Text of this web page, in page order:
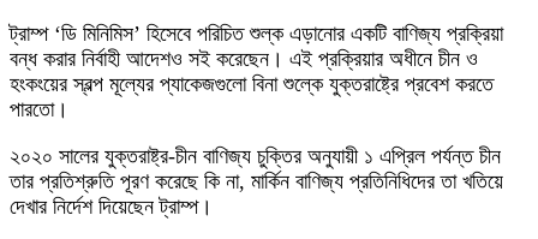
ট্রাম্প ‘ডি মিনিমিস’ হিসেবে পরিচিত শুল্ক এড়ানোর একটি বাণিজ্য প্রক্রিয়া
বন্ধ করার নির্বাহী আদেশও সই করেছেন। এই প্রক্রিয়ার অধীনে চীন ও
হংকংয়ের স্বল্প মূল্যের প্যাকেজগুলো বিনা শুল্কে যুক্তরাষ্ট্রে প্রবেশ করতে
পারতো।
২০২০ সালের যুক্তরাষ্ট্র-চীন বাণিজ্য চুক্তির অনুযায়ী ১ এপ্রিল পর্যন্ত চীন
তার প্রতিশ্রুতি পূরণ করেছে কি না, মার্কিন বাণিজ্য প্রতিনিধিদের তা খতিয়ে
দেখার নির্দেশ দিয়েছেন ট্রাম্প।